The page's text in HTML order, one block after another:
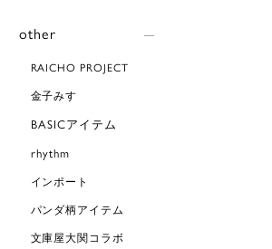
other
RAICHO PROJECT
金子みすゞ
BASICアイテム
rhythm
インポート
パンダ柄アイテム
文庫屋大関コラボ